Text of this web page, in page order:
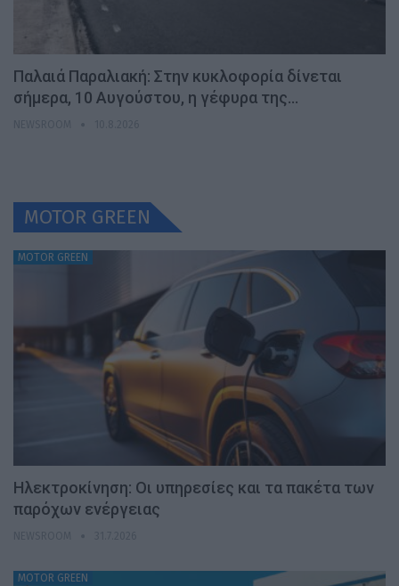
Παλαιά Παραλιακή: Στην κυκλοφορία δίνεται
σήμερα, 10 Αυγούστου, η γέφυρα της…
MOTOR GREEN
MOTOR GREEN
Ηλεκτροκίνηση: Οι υπηρεσίες και τα πακέτα των
παρόχων ενέργειας
MOTOR GREEN